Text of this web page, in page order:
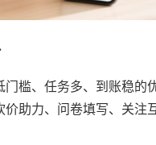
槛、任务多、到账稳
助力、问卷填写、关